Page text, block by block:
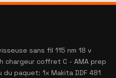
sans fil 115 nm 18 v
chargeur coffret C - AMA prep
du paquet: 1x Makita DDF 481